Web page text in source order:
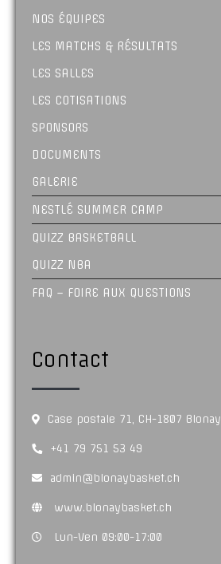
NOS ÉQUIPES
LES MATCHS & RÉSULTATS
LES SALLES
LES COTISATIONS
SPONSORS
DOCUMENTS
GALERIE
NESTLÉ SUMMER CAMP
QUIZZ BASKETBALL
QUIZZ NBA
FAQ – FOIRE AUX QUESTIONS
Contact
Case postale 71, CH-1807 Blonay
+41 79 751 53 49
admin@blonaybasket.ch
www.blonaybasket.ch
Lun-Ven 09:00-17:00